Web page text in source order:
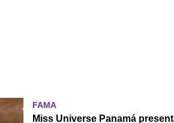
FAMA
Miss Universe Panamá